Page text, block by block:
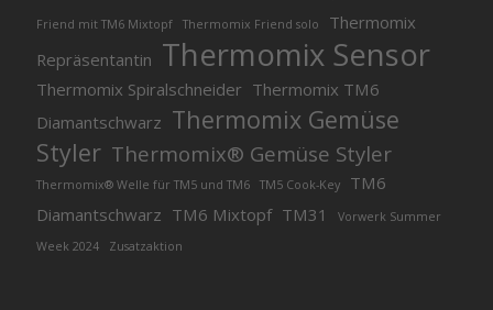
Friend mit TM6 Mixtopf Thermomix Friend solo
Thermomix
Repräsentantin Thermomix Sensor
Thermomix Spiralschneider Thermomix TM6
Diamantschwarz Thermomix Gemüse
Styler Thermomix® Gemüse Styler
Thermomix® Welle für TM5 und TM6 TM5 Cook-Key
TM6
Diamantschwarz TM6 Mixtopf TM31
Vorwerk Summer
Week 2024
Zusatzaktion